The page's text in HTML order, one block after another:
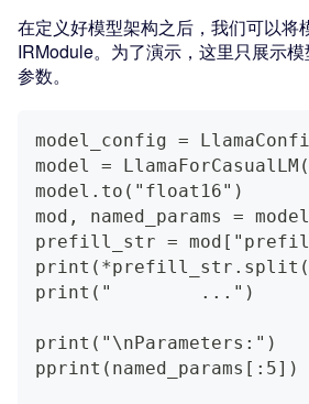
在定义好模型架构之后，我们可以将
IRModule。为了演示，这里只展示
参数。
model_config =
model =
model.to("float16")
mod, named_params =
prefill_str =
print("        ...")
print("\nParameters:")
pprint(named_params[:5])